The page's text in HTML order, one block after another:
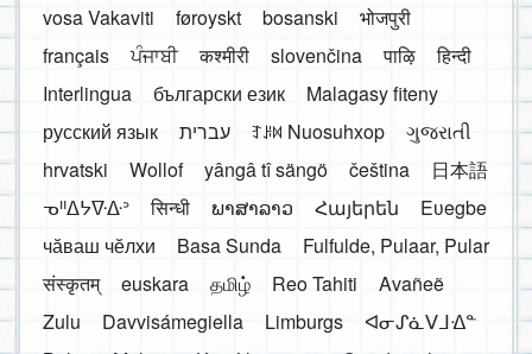
vosa Vakaviti
føroyskt bosanski
भोजपुरी
français
ਪੰਜਾਬੀ कश्मीरी slovenčina पाऴि
हिन्दी
Interlingua
български език
Malagasy fiteny
русский язык
עברית ꆈꌠ꒿ Nuosuhxop
ગુજરાતી
hrvatski
Wollof yângâ tî sängö čeština
日本語
ᓀᐦᐃᔭᐍᐏᐣ
सिन्धी ພາສາລາວ Հայերեն
Eʋegbe
чӑваш чӗлхи
Basa Sunda
Fulfulde, Pulaar, Pular
संस्कृतम्
euskara தமிழ் Reo Tahiti
Avañeẽ
Zulu
Davvisámegiella Limburgs
ᐊᓂᔑᓈᐯᒧᐎᓐ